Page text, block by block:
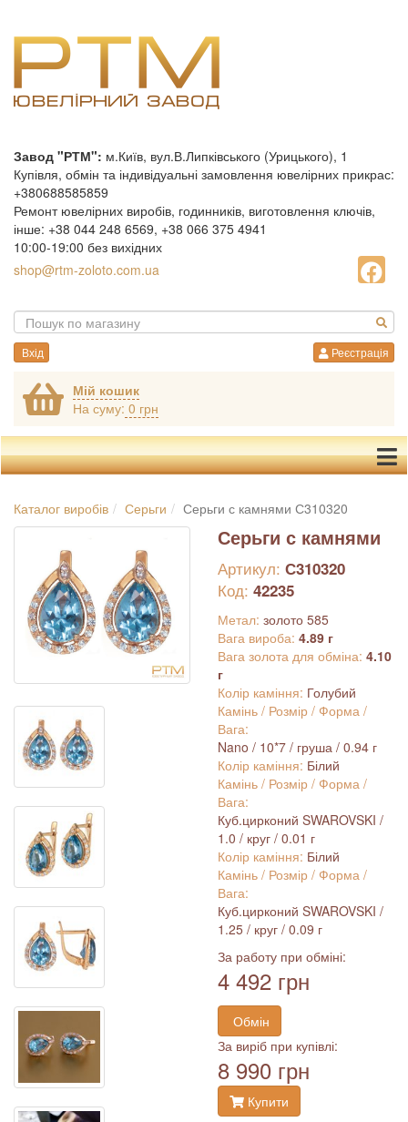
Завод "РТМ": м.Київ, вул.В.Липківського (Урицького), 1
Купівля, обмін та індивідуальні замовлення ювелірних прикрас:
+380688585859
Ремонт ювелірних виробів, годинників, виготовлення ключів,
інше: +38 044 248 6569, +38 066 375 4941
10:00-19:00 без вихідних
shop@rtm-zoloto.com.ua
Вхід Реєстрація
Мій кошик
На суму: 0 грн
Каталог виробів Серьги Серьги с камнями С310320
Серьги с камнями
Артикул: С310320
Код: 42235
Метал: золото 585
Вага вироба: 4.89 г
Вага золота для обміна: 4.10
г
Колір каміння: Голубий
Камінь / Розмір / Форма /
Вага:
Nano / 10*7 / груша / 0.94 г
Колір каміння: Білий
Камінь / Розмір / Форма /
Вага:
Куб.цирконий SWAROVSKI /
1.0 / круг / 0.01 г
Колір каміння: Білий
Камінь / Розмір / Форма /
Вага:
Куб.цирконий SWAROVSKI /
1.25 / круг / 0.09 г
За работу при обміні:
4 492 грн
Обмін
За виріб при купівлі:
8 990 грн
Купити